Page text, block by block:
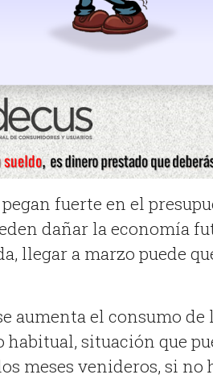
fuerte en el
dañar la economía
llegar a marzo puede
aumenta el consumo de
habitual, situación que
meses venideros, si no